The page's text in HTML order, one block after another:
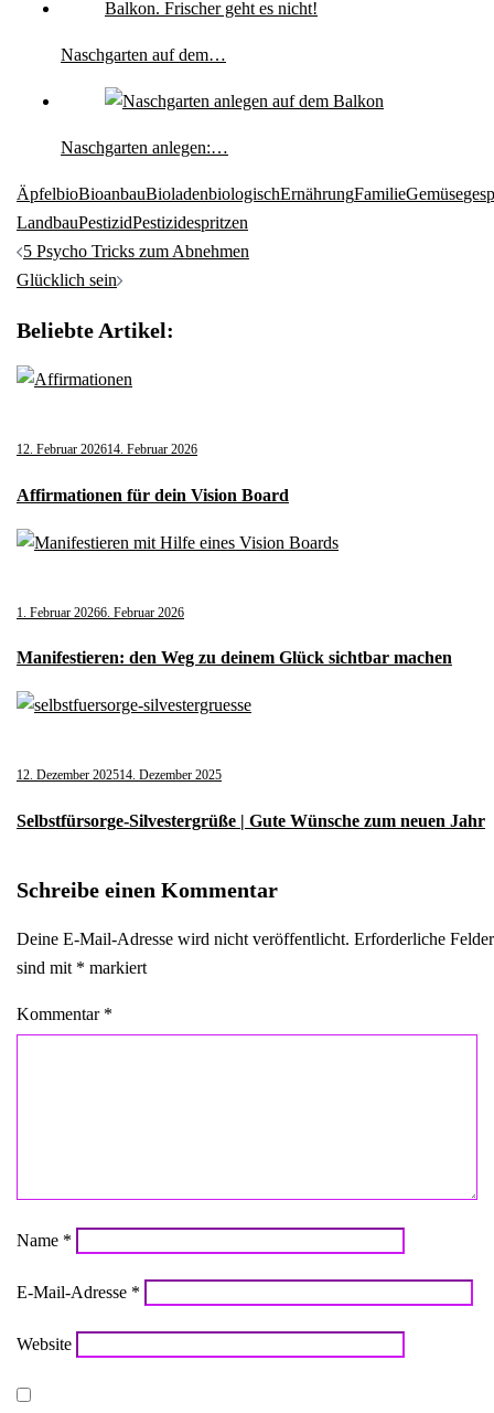
Naschgarten auf dem…
Naschgarten anlegen:…
ÄpfelbioBioanbauBioladenbiologischErnährungFamilieGemüse
LandbauPestizidPestizidespritzen
Beitragsnavigation
5 Psycho Tricks zum Abnehmen
Glücklich sein
Beliebte Artikel:
12. Februar 202614. Februar 2026
Affirmationen für dein Vision Board
1. Februar 20266. Februar 2026
Manifestieren: den Weg zu deinem Glück sichtbar machen
12. Dezember 202514. Dezember 2025
Selbstfürsorge-Silvestergrüße | Gute Wünsche zum neuen Jahr
Schreibe einen Kommentar
Deine E-Mail-Adresse wird nicht veröffentlicht. Erforderliche Felder
sind mit * markiert
Kommentar *
Name *
E-Mail-Adresse *
Website